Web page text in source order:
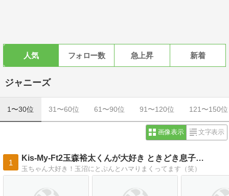
人気 フォロー数 急上昇 新着
ジャニーズ
1〜30位 31〜60位 61〜90位 91〜120位 121〜150位
画像表示 文字表示
1
Kis-My-Ft2玉森裕太くんが大好き ときどき息子…
玉ちゃん大好き！玉沼にとぷんとハマりまくってます（笑）